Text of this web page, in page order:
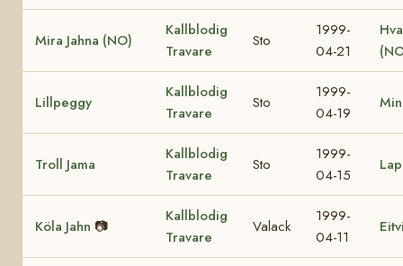
Mira Jahna (NO)
Kallblodig
Travare
Sto
1999-
04-21
Lillpeggy
Kallblodig
Travare
Sto
1999-
04-19
Troll Jama
Kallblodig
Travare
Sto
1999-
04-15
Köla Jahn 📷
Kallblodig
Travare
Valack
1999-
04-11